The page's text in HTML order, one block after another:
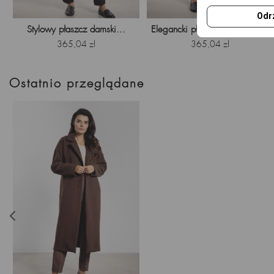
Stylowy płaszcz damski...
Cena
365,04 zł
Elegancki płaszcz butelkowa...
Cena
365,04 zł
Ostatnio przeglądane